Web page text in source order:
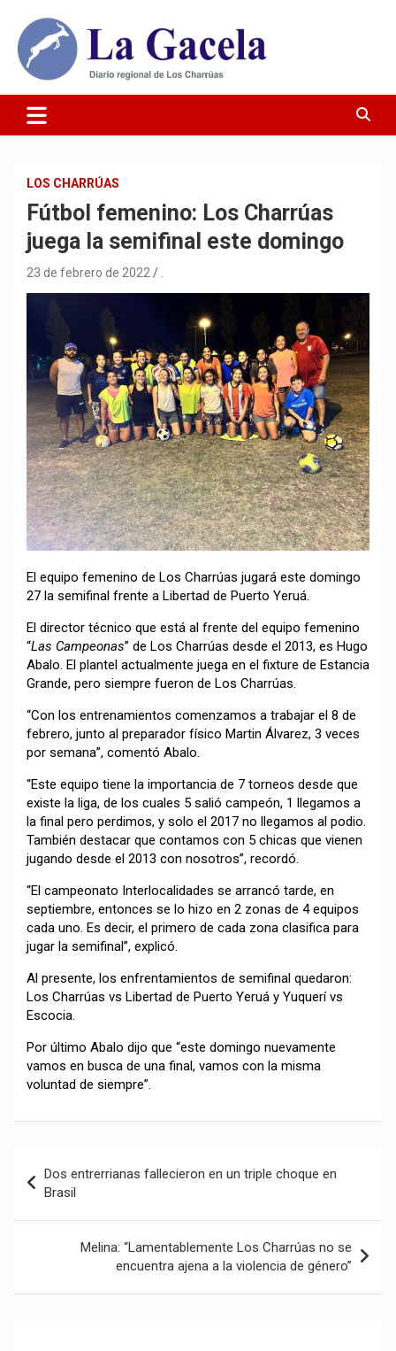
contenido
Diario La Gacela
LOS CHARRÚAS
Fútbol femenino: Los Charrúas
juega la semifinal este domingo
23 de febrero de 2022
El equipo femenino de Los Charrúas jugará este domingo
27 la semifinal frente a Libertad de Puerto Yeruá.
El director técnico que está al frente del equipo femenino
“Las Campeonas” de Los Charrúas desde el 2013, es Hugo
Abalo. El plantel actualmente juega en el fixture de Estancia
Grande, pero siempre fueron de Los Charrúas.
“Con los entrenamientos comenzamos a trabajar el 8 de
febrero, junto al preparador físico Martin Álvarez, 3 veces
por semana”, comentó Abalo.
“Este equipo tiene la importancia de 7 torneos desde que
existe la liga, de los cuales 5 salió campeón, 1 llegamos a
la final pero perdimos, y solo el 2017 no llegamos al podio.
También destacar que contamos con 5 chicas que vienen
jugando desde el 2013 con nosotros”, recordó.
“El campeonato Interlocalidades se arrancó tarde, en
septiembre, entonces se lo hizo en 2 zonas de 4 equipos
cada uno. Es decir, el primero de cada zona clasifica para
jugar la semifinal”, explicó.
Al presente, los enfrentamientos de semifinal quedaron:
Los Charrúas vs Libertad de Puerto Yeruá y Yuquerí vs
Escocia.
Por último Abalo dijo que “este domingo nuevamente
vamos en busca de una final, vamos con la misma
voluntad de siempre”.
de
entradas
Dos entrerrianas fallecieron en un triple choque en
Brasil
Melina: “Lamentablemente Los Charrúas no se
encuentra ajena a la violencia de género”